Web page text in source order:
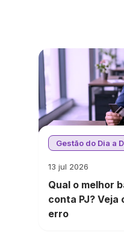
Gestão do Dia a
13 jul 2026
Qual o melhor
conta PJ? Veja
erro